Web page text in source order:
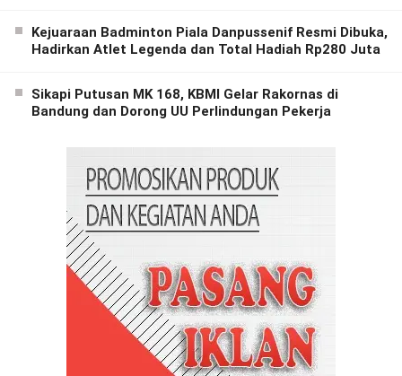
Kejuaraan Badminton Piala Danpussenif Resmi Dibuka,
Hadirkan Atlet Legenda dan Total Hadiah Rp280 Juta
Sikapi Putusan MK 168, KBMI Gelar Rakornas di
Bandung dan Dorong UU Perlindungan Pekerja